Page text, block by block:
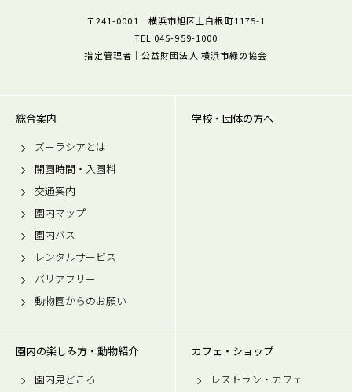
〒241-0001 横浜市旭区上白根町1175-1
TEL 045-959-1000
指定管理者｜公益財団法人 横浜市緑の協会
総合案内
ズーラシアとは
開園時間・入園料
交通案内
園内マップ
園内バス
レンタルサービス
バリアフリー
動物園からのお願い
学校・団体の方へ
園内の楽しみ方・動物紹介
園内見どころ
カフェ・ショップ
レストラン・カフェ